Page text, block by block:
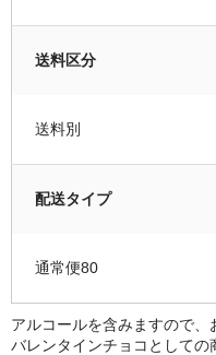
送料区分
送料別
配送タイプ
通常便80
アルコールを含みますので、
バレンタインチョコとしての